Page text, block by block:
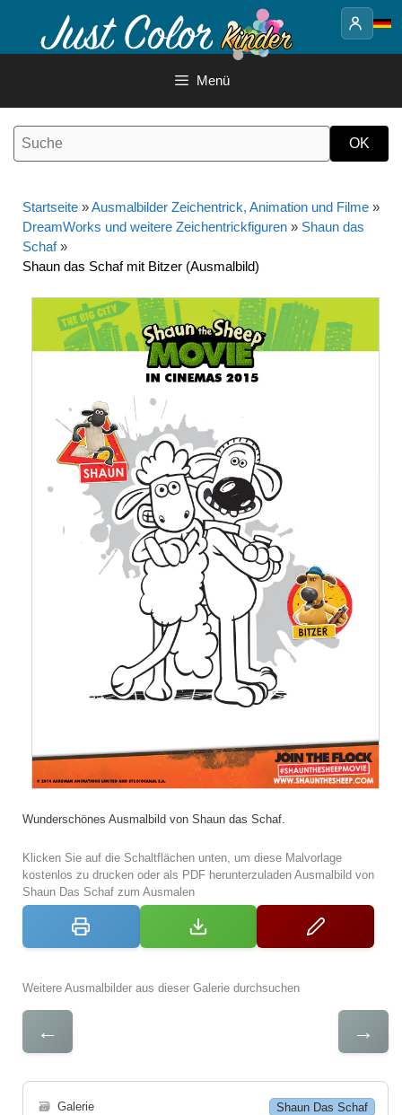
Inhalt
Menü
Startseite »Ausmalbilder Zeichentrick, Animation und Filme »
DreamWorks und weitere Zeichentrickfiguren » Shaun das
Schaf»
Shaun das Schaf mit Bitzer (Ausmalbild)
Wunderschönes Ausmalbild von Shaun das Schaf.
Klicken Sie auf die Schaltflächen unten, um diese Malvorlage
kostenlos zu drucken oder als PDF herunterzuladen Ausmalbild von
Shaun Das Schaf zum Ausmalen
Weitere Ausmalbilder aus dieser Galerie durchsuchen
← →
🗃 Galerie Shaun Das Schaf